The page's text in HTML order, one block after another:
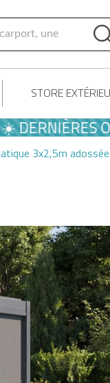
STORE
3x2,5m